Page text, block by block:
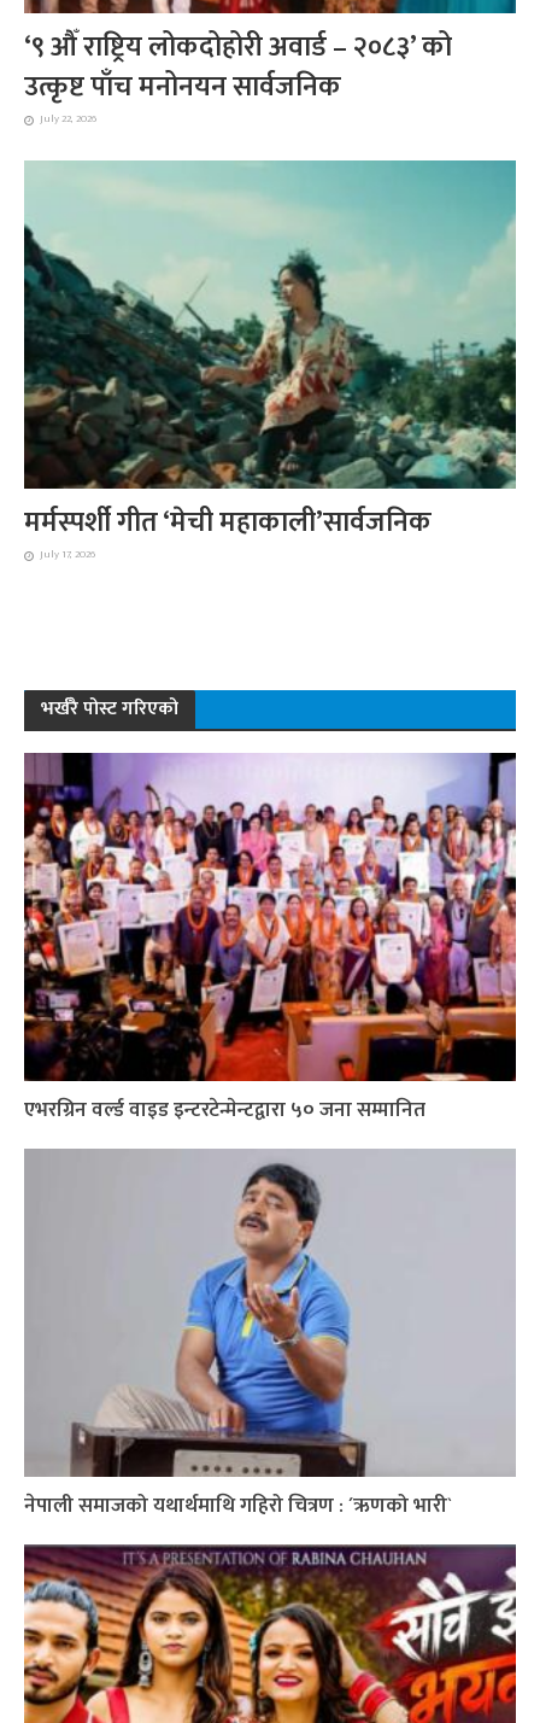
‘९ औँ राष्ट्रिय लोकदोहोरी अवार्ड – २०८३’ को
उत्कृष्ट पाँच मनोनयन सार्वजनिक
July 22, 2026
मर्मस्पर्शी गीत ‘मेची महाकाली’सार्वजनिक
July 17, 2026
भर्खरै पोस्ट गरिएको
एभरग्रिन वर्ल्ड वाइड इन्टरटेन्मेन्टद्वारा ५० जना सम्मानित
नेपाली समाजको यथार्थमाथि गहिरो चित्रण : ´ऋणको भारी`